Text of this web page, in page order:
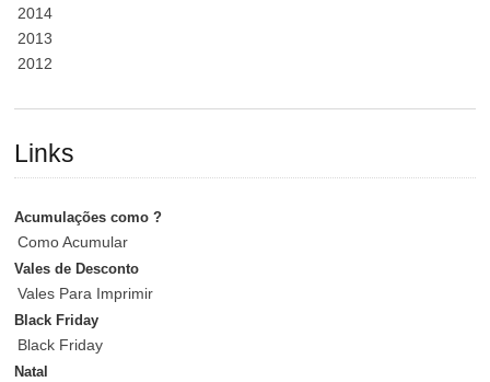
2014
2013
2012
Links
Acumulações como ?
Como Acumular
Vales de Desconto
Vales Para Imprimir
Black Friday
Black Friday
Natal